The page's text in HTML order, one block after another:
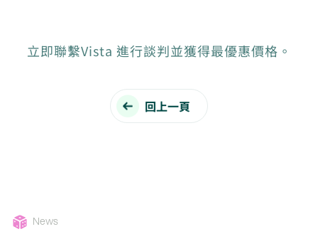
立即聯繫Vista 進行談判並獲得最優惠價格。
回上一頁
News